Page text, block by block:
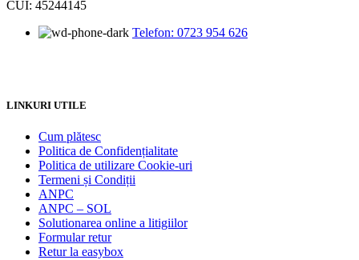
CUI: 45244145
Telefon: 0723 954 626
LINKURI UTILE
Cum plătesc
Politica de Confidențialitate
Politica de utilizare Cookie-uri
Termeni și Condiții
ANPC
ANPC – SOL
Solutionarea online a litigiilor
Formular retur
Retur la easybox